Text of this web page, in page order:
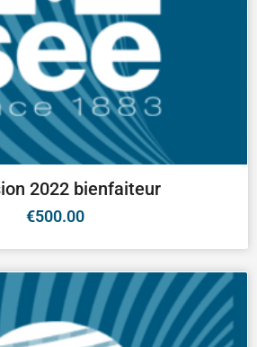
2022 bienfaiteur
€500.00